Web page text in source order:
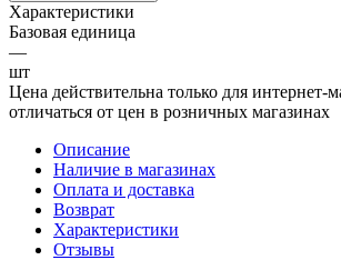
Характеристики
Базовая единица
—
шт
Цена действительна только для интернет-
отличаться от цен в розничных магазинах
Описание
Наличие в магазинах
Оплата и доставка
Возврат
Характеристики
Отзывы